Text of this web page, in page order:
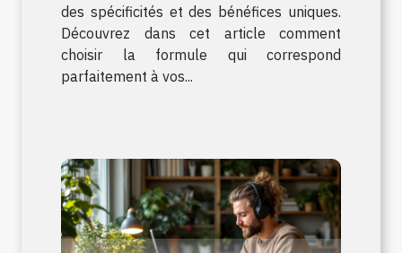
des spécificités et des bénéfices uniques.
Découvrez dans cet article comment
choisir la formule qui correspond
parfaitement à vos...